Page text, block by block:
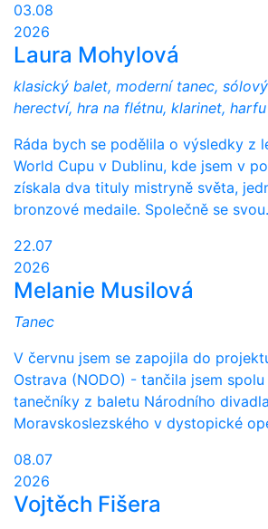
03.08
2026
Laura Mohylová
klasický balet, moderní tanec,
herectví, hra na flétnu, klarinet, harfu
Ráda bych se podělila o výsledky z
World Cupu v Dublinu, kde jsem v
získala dva tituly mistryně světa,
bronzové medaile. Společně se
22.07
2026
Melanie Musilová
Tanec
V červnu jsem se zapojila do
Ostrava (NODO) - tančila jsem
tanečníky z baletu Národního divadla
Moravskoslezského v dystopické
08.07
2026
Vojtěch Fišera